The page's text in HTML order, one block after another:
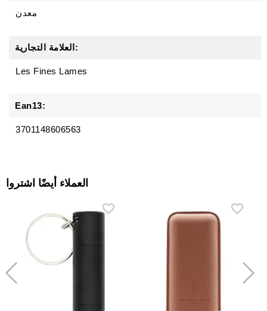
معدن
العلامة التجارية:
Les Fines Lames
Ean13:
3701148606563
العملاء أيضًا اشتروا